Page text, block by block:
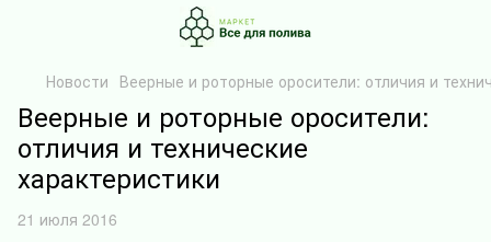
Новости Веерные и роторные оросители: отличия и
Веерные и роторные оросители:
отличия и технические
характеристики
21 июля 2016